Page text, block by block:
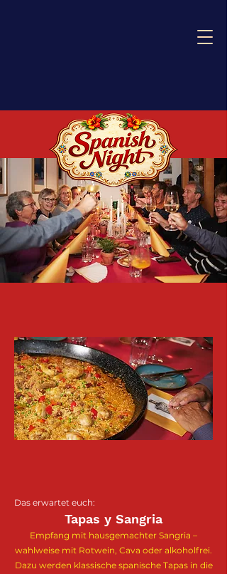
Das erwartet euch:
Tapas y Sangria
Empfang mit hausgemachter Sangria –
wahlweise mit Rotwein, Cava oder alkoholfrei.
Dazu werden klassische spanische Tapas in die